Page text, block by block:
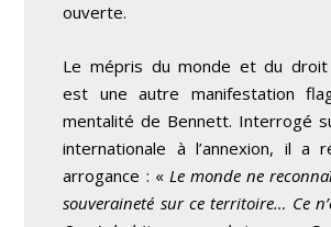
ouverte.
Le mépris du monde et du droit
est une autre manifestation
mentalité de Bennett. Interrogé
internationale à l’annexion, il a
arrogance : « Le monde ne
souveraineté sur ce territoire… Ce